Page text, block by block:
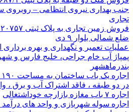
جنب بهداری نیروی انتظامی – روبروی
تجاری
ضلع شمالی بلوار ۹ دی
عملیات تعمیر و نگهداری و بهره
پمپاژ آب خام جراحی، خلیج فارس و
بندرماهشهر
در دو طبقه ، فاقد اشتراک آب و برق ،
اجاره ۷ باب مغازه بازارچه خوداشتغالی
اجاره سوله شهربازی و واحد های